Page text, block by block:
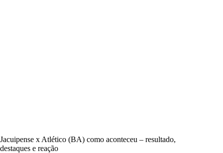
Jacuipense x Atlético (BA) como aconteceu – resultado,
destaques e reação